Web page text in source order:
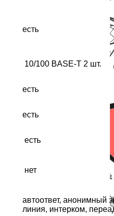
есть
10/100 BASE-T 2 шт.
есть
есть
есть
нет
автоответ, анонимный
линия, интерком,